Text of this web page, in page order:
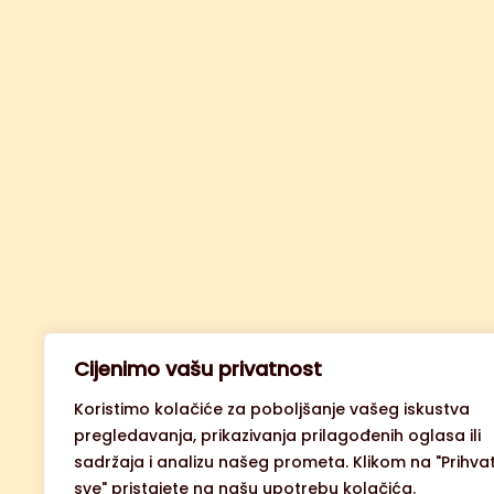
Cijenimo vašu privatnost
Koristimo kolačiće za poboljšanje vašeg iskustva
pregledavanja, prikazivanja prilagođenih oglasa ili
sadržaja i analizu našeg prometa. Klikom na
sve" pristajete na našu upotrebu kolačića.